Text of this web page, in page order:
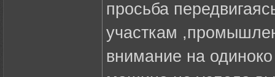
просьба
участкам
внимание на